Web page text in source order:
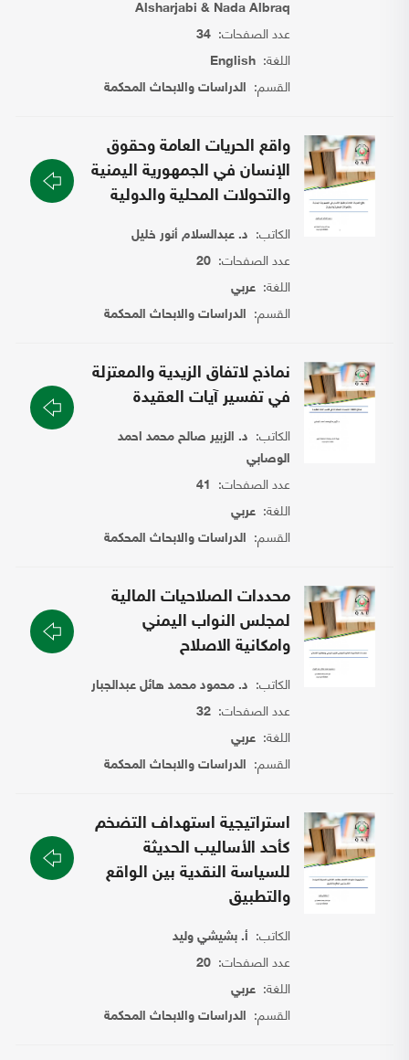
Alsharjabi & Nada Albraq
عدد الصفحات:34
اللغة:English
القسم: الدراسات والابحاث المحكمة
واقع الحريات العامة وحقوق
الإنسان في الجمهورية اليمنية
والتحولات المحلية والدولية
الكاتب: د. عبدالسلام أنور خليل
عدد الصفحات:20
اللغة:عربي
القسم: الدراسات والابحاث المحكمة
نماذج لاتفاق الزيدية والمعتزلة
في تفسير آيات العقيدة
الكاتب: د. الزبير صالح محمد احمد
الوصابي
عدد الصفحات: 41
اللغة:عربي
القسم: الدراسات والابحاث المحكمة
محددات الصلاحيات المالية
لمجلس النواب اليمني
وامكانية الاصلاح
الكاتب: د. محمود محمد هائل عبدالجبار
عدد الصفحات:32
اللغة:عربي
القسم: الدراسات والابحاث المحكمة
استراتيجية استهداف التضخم
كأحد الأساليب الحديثة
للسياسة النقدية بين الواقع
والتطبيق
الكاتب: أ. بشيشي وليد
عدد الصفحات:20
اللغة:عربي
القسم: الدراسات والابحاث المحكمة